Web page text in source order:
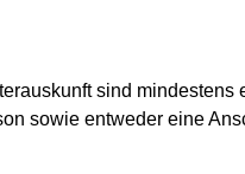
sind
sowie entweder eine